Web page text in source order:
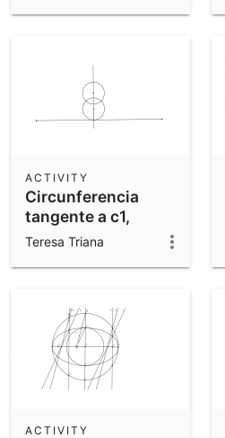
Circunferencia
tangente a c1,
c2(igual radio) y r.
ACTIVITY
Teresa Triana
ACTIVITY